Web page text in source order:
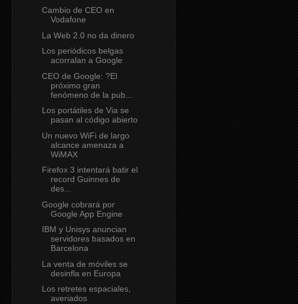
Cambio de CEO en
Vodafone
La Web 2.0 no da dinero
Los periódicos belgas
acorralan a Google
CEO de Google: ?El
próximo gran
fenómeno de la pub...
Los portátiles de Via se
pasan al código abierto
Un nuevo WiFi de largo
alcance amenaza a
WiMAX
Firefox 3 intentará batir el
record Guinnes de
des...
Google cobrará por
Google App Engine
IBM y Unisys anuncian
servidores basados en
Barcelona
La venta de móviles se
desinfla en Europa
Los retretes espaciales,
averiados